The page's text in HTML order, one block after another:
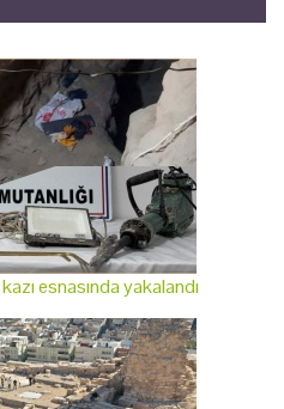
esnasında yakalandı